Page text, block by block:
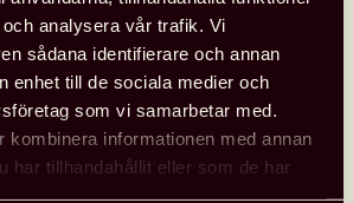
analysera vår trafik. Vi
sådana identifierare och annan
enhet till de sociala medier och
som vi samarbetar med.
kombinera informationen med annan
har tillhandahållit eller som de har